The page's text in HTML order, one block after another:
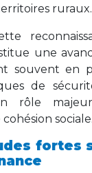
ruraux.
une
souvent en
de
rôle
sociale.
fortes